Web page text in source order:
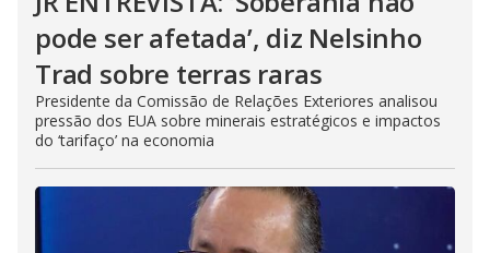
pode ser afetada’, diz Nelsinho
Trad sobre terras raras
Presidente da Comissão de Relações Exteriores analisou
pressão dos EUA sobre minerais estratégicos e impactos
do ‘tarifaço’ na economia